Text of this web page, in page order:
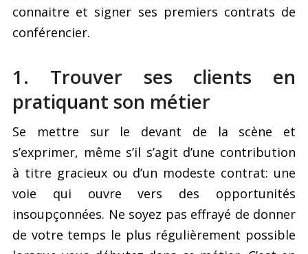
connaitre et signer ses premiers contrats de
conférencier.
1. Trouver ses clients en
pratiquant son métier
Se mettre sur le devant de la scène et
s’exprimer, même s’il s’agit d’une contribution
à titre gracieux ou d’un modeste contrat: une
voie qui ouvre vers des opportunités
insoupçonnées. Ne soyez pas effrayé de donner
de votre temps le plus régulièrement possible